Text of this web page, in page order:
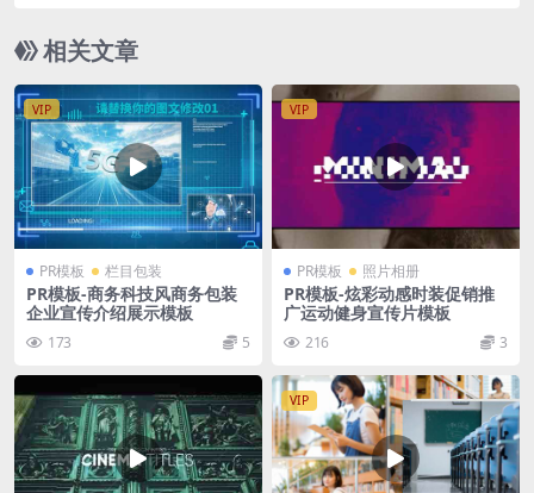
相关文章
VIP
PR模板 栏目包装
PR模板-商务科技风商务包装
企业宣传介绍展示模板
173 5
VIP
PR模板 照片相册
PR模板-炫彩动感时装促销推
广运动健身宣传片模板
216 3
VIP